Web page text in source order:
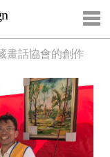
畫話協會的創作